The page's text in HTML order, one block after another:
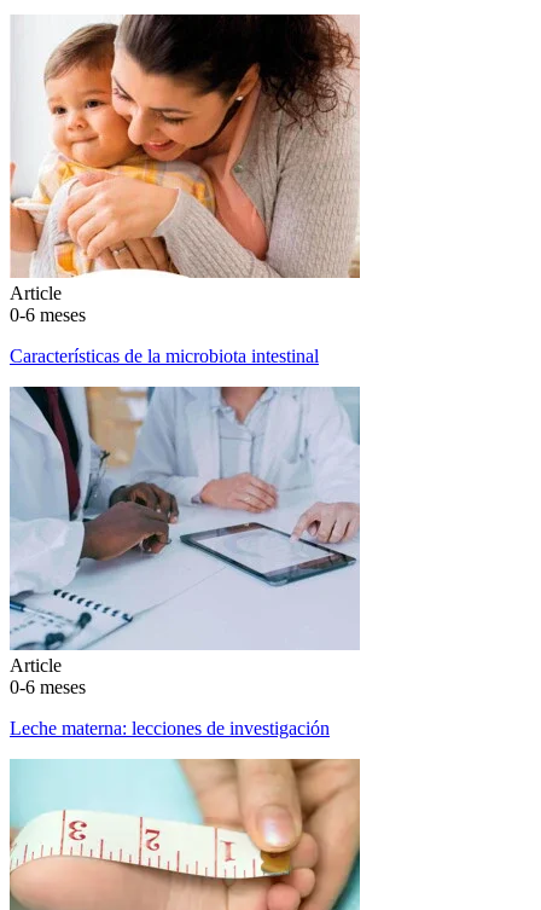
Article
0-6 meses
Características de la microbiota intestinal
Article
0-6 meses
Leche materna: lecciones de investigación